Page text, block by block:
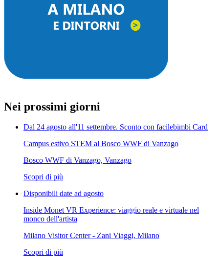
Nei prossimi giorni
Dal 24 agosto all'11 settembre. Sconto con facilebimbi Card
Campus estivo STEM al Bosco WWF di Vanzago
Bosco WWF di Vanzago, Vanzago
Scopri di più
Disponibili date ad agosto
Inside Monet VR Experience: viaggio reale e virtuale nel
monco dell'artista
Milano Visitor Center - Zani Viaggi, Milano
Scopri di più